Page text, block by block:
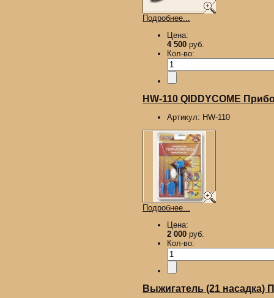
Подробнее...
Цена:
4 500 руб.
Кол-во:
HW-110 QIDDYCOME
Артикул: HW-110
Подробнее...
Цена:
2 000 руб.
Кол-во:
Выжигатель (21 насадка)